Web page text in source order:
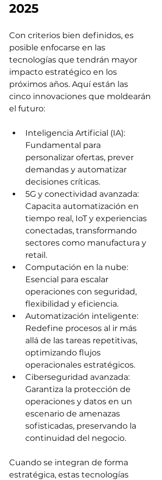
2025
Con criterios bien definidos, es
posible enfocarse en las
tecnologías que tendrán mayor
impacto estratégico en los
próximos años. Aquí están las
cinco innovaciones que moldearán
el futuro:
Inteligencia Artificial (IA):
Fundamental para
personalizar ofertas, prever
demandas y automatizar
decisiones críticas.
5G y conectividad avanzada:
Capacita automatización en
tiempo real, IoT y experiencias
conectadas, transformando
sectores como manufactura y
retail.
Computación en la nube:
Esencial para escalar
operaciones con seguridad,
flexibilidad y eficiencia.
Automatización inteligente:
Redefine procesos al ir más
allá de las tareas repetitivas,
optimizando flujos
operacionales estratégicos.
Ciberseguridad avanzada:
Garantiza la protección de
operaciones y datos en un
escenario de amenazas
sofisticadas, preservando la
continuidad del negocio.
Cuando se integran de forma
estratégica, estas tecnologías